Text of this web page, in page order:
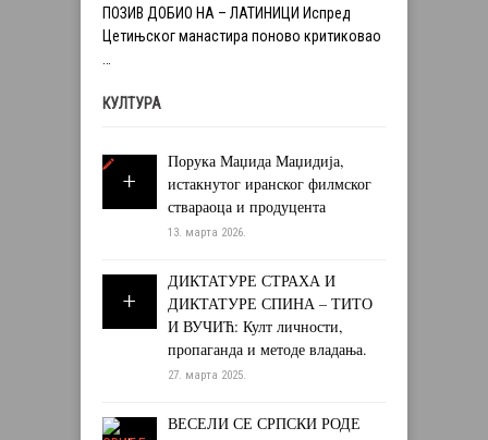
ПОЗИВ ДОБИО НА – ЛАТИНИЦИ Испред
Цетињског манастира поново критиковао
КУЛТУРА
Порука Маџида Маџидија,
истакнутог иранског филмског
ствараоца и продуцента
13. марта 2026.
ДИКТАТУРЕ СТРАХА И
ДИКТАТУРЕ СПИНА – ТИТО
И ВУЧИЋ: Култ личности,
пропаганда и методе владања.
27. марта 2025.
ВЕСЕЛИ СЕ СРПСКИ РОДЕ